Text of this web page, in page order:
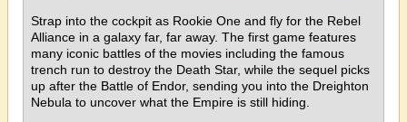
Strap into the cockpit as Rookie One and fly for the Rebel
Alliance in a galaxy far, far away. The first game features
many iconic battles of the movies including the famous
trench run to destroy the Death Star, while the sequel picks
up after the Battle of Endor, sending you into the Dreighton
Nebula to uncover what the Empire is still hiding.